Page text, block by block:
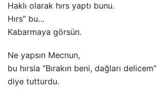
Haklı olarak hırs yaptı bunu.
Hırs” bu…
Kabarmaya görsün.
Ne yapsın Mecnun,
bu hırsla “Bırakın beni, dağları delicem”
diye tutturdu.